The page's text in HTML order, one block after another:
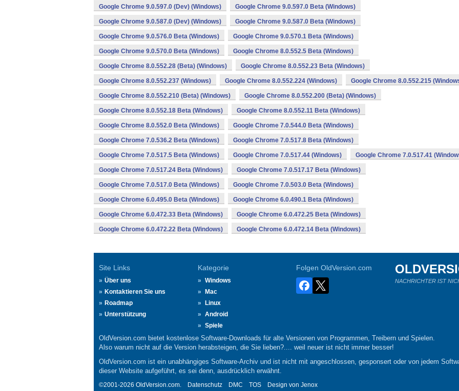
Google Chrome 9.0.597.0 (Dev) (Windows) Google Chrome 9.0.597.0 Beta (Windows)
Google Chrome 9.0.587.0 (Dev) (Windows) Google Chrome 9.0.587.0 Beta (Windows)
Google Chrome 9.0.576.0 Beta (Windows) Google Chrome 9.0.570.1 Beta (Windows)
Google Chrome 9.0.570.0 Beta (Windows) Google Chrome 8.0.552.5 Beta (Windows)
Google Chrome 8.0.552.28 (Beta) (Windows) Google Chrome 8.0.552.23 Beta (Windows)
Google Chrome 8.0.552.237 (Windows) Google Chrome 8.0.552.224 (Windows) Google Chrome 8.0.552.215
Google Chrome 8.0.552.210 (Beta) (Windows) Google Chrome 8.0.552.200 (Beta) (Windows)
Google Chrome 8.0.552.18 Beta (Windows) Google Chrome 8.0.552.11 Beta (Windows)
Google Chrome 8.0.552.0 Beta (Windows) Google Chrome 7.0.544.0 Beta (Windows)
Google Chrome 7.0.536.2 Beta (Windows) Google Chrome 7.0.517.8 Beta (Windows)
Google Chrome 7.0.517.5 Beta (Windows) Google Chrome 7.0.517.44 (Windows) Google Chrome 7.0.517.41
Google Chrome 7.0.517.24 Beta (Windows) Google Chrome 7.0.517.17 Beta (Windows)
Google Chrome 7.0.517.0 Beta (Windows) Google Chrome 7.0.503.0 Beta (Windows)
Google Chrome 6.0.495.0 Beta (Windows) Google Chrome 6.0.490.1 Beta (Windows)
Google Chrome 6.0.472.33 Beta (Windows) Google Chrome 6.0.472.25 Beta (Windows)
Google Chrome 6.0.472.22 Beta (Windows) Google Chrome 6.0.472.14 Beta (Windows)
Site Links
Über uns
Kontaktieren Sie uns
Roadmap
Unterstützung
Kategorie
Windows
Mac
Linux
Android
Spiele
Folgen OldVersion.com
NACHRICHTER IST
OldVersion.com bietet kostenlose Software-Downloads für alte Versionen von Programmen, Treibern und Spielen.
Also warum nicht auf die Version herabsteigen, die Sie lieben?.... weil neuer ist nicht immer besser!
OldVersion.com ist ein unabhängiges Software-Archiv und ist nicht mit angeschlossen, gesponsert oder von jedem
dieser Website aufgeführt, es sei denn, ausdrücklich erwähnt.
©2001-2026 OldVersion.com. Datenschutz DMC TOS Design von Jenox